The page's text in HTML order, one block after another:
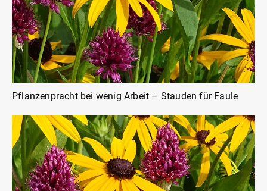
Pflanzenpracht bei wenig Arbeit – Stauden für Faule